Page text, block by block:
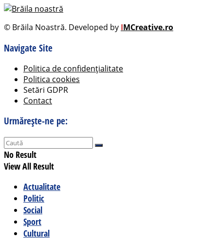
© Brăila Noastră. Developed by IMCreative.ro
Navigate Site
Politica de confidențialitate
Politica cookies
Setări GDPR
Contact
Urmărește-ne pe:
No Result
View All Result
Actualitate
Politic
Social
Sport
Cultural